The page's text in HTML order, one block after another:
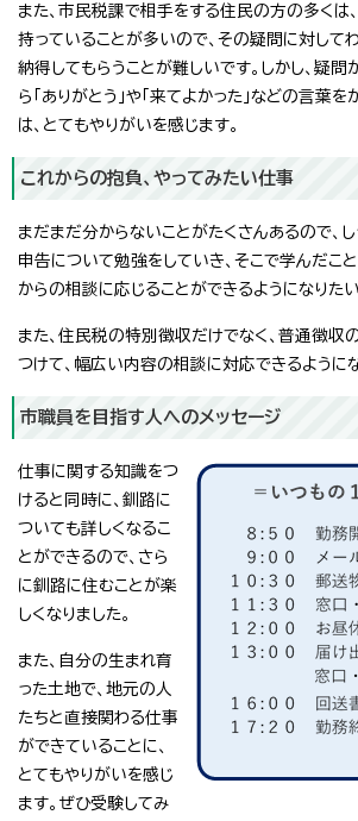
また、市民税課で相手をする住民の方の多くは
持っていることが多いので、その疑問に対してわ
納得してもらうことが難しいです。しかし、疑
ら「ありがとう」や「来てよかった」などの言葉
は、とてもやりがいを感じます。
これからの抱負、やってみたい仕事
まだまだ分からないことがたくさんあるので、
申告について勉強をしていき、そこで学んだこ
からの相談に応じることができるようになりたい
また、住民税の特別徴収だけでなく、普通徴収
つけて、幅広い内容の相談に対応できるように
市職員を目指す人へのメッセージ
仕事に関する知識をつ
けると同時に、釧路に
ついても詳しくなるこ
とができるので、さら
に釧路に住むことが楽
しくなりました。
また、自分の生まれ育
った土地で、地元の人
たちと直接関わる仕事
ができていることに、
とてもやりがいを感じ
ます。ぜひ受験してみ